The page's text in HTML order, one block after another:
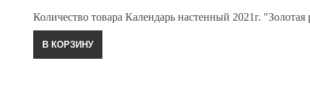
Количество товара Календарь настенный 2021г.
В КОРЗИНУ